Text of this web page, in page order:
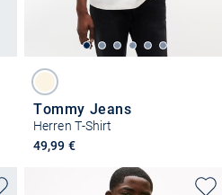
Tommy Jeans
Herren T-Shirt
49,99 €